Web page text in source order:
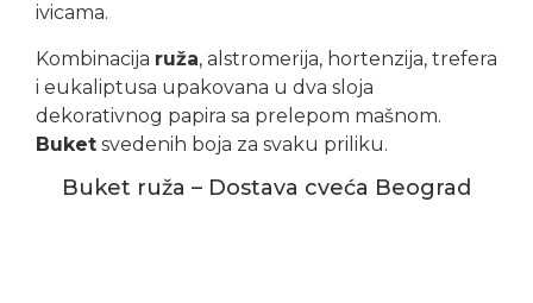
ivicama.
Kombinacija ruža, alstromerija, hortenzija, trefera
i eukaliptusa upakovana u dva sloja
dekorativnog papira sa prelepom mašnom.
Buket svedenih boja za svaku priliku.
Buket ruža – Dostava cveća Beograd